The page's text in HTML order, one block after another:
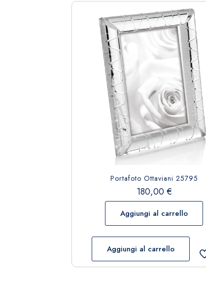
Portafoto Ottaviani 25795
180,00€
Aggiungi al carrello
Aggiungi al carrello